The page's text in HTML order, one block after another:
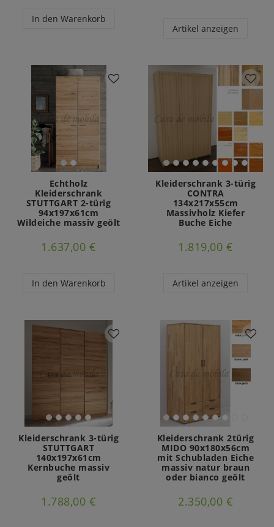
In den Warenkorb
Artikel anzeigen
Echtholz
Kleiderschrank
STUTTGART 2-türig
94x197x61cm
Wildeiche massiv geölt
1.637,00 €
In den Warenkorb
Kleiderschrank 3-türig
CONTRA
134x217x55cm
Massivholz Kiefer
Buche Eiche
1.819,00 €
Artikel anzeigen
Kleiderschrank 3-türig
STUTTGART
140x197x61cm
Kernbuche massiv
geölt
1.788,00 €
Kleiderschrank 2türig
MIDO 90x180x56cm
mit Schubladen Eiche
massiv natur braun
oder bianco geölt
2.350,00 €